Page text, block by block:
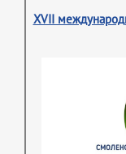
XVII